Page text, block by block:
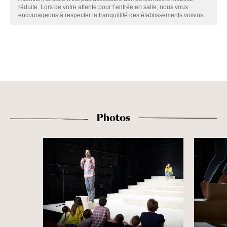
réduite. Lors de votre attente pour l’entrée en salle, nous vous
encourageons à respecter la tranquillité des établissements voisins.
Photos